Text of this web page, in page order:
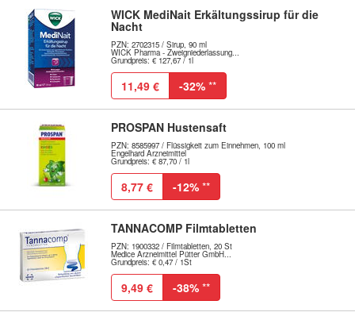
WICK MediNait Erkältungssirup für die
Nacht
PZN: 2702315 / Sirup, 90 ml
WICK Pharma - Zweigniederlassung...
Grundpreis: € 127,67 / 1l
11,49 € -32% **
PROSPAN Hustensaft
PZN: 8585997 / Flüssigkeit zum Einnehmen, 100 ml
Engelhard Arzneimittel
Grundpreis: € 87,70 / 1l
8,77 € -12% **
TANNACOMP Filmtabletten
PZN: 1900332 / Filmtabletten, 20 St
Medice Arzneimittel Pütter GmbH...
Grundpreis: € 0,47 / 1St
9,49 € -38% **